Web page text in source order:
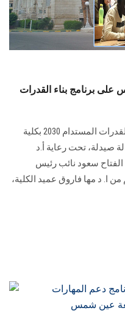
برنامج بناء القدرات
شهد اليوم الثالث لبرنامج برنامج بناء القدرات المستدام 2030 بكلية
صيدلة، تحت رعاية أ.د
الفتاح سعود نائب رئيس
ا. د مها فاروق عميد الكلية،